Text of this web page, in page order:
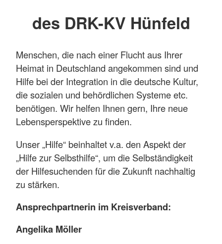
des DRK-KV Hünfeld
Menschen, die nach einer Flucht aus Ihrer
Heimat in Deutschland angekommen sind und
Hilfe bei der Integration in die deutsche Kultur,
die sozialen und behördlichen Systeme etc.
benötigen. Wir helfen Ihnen gern, Ihre neue
Lebensperspektive zu finden.
Unser „Hilfe“ beinhaltet v.a. den Aspekt der
„Hilfe zur Selbsthilfe“, um die Selbständigkeit
der Hilfesuchenden für die Zukunft nachhaltig
zu stärken.
Ansprechpartnerin im Kreisverband:
Angelika Möller